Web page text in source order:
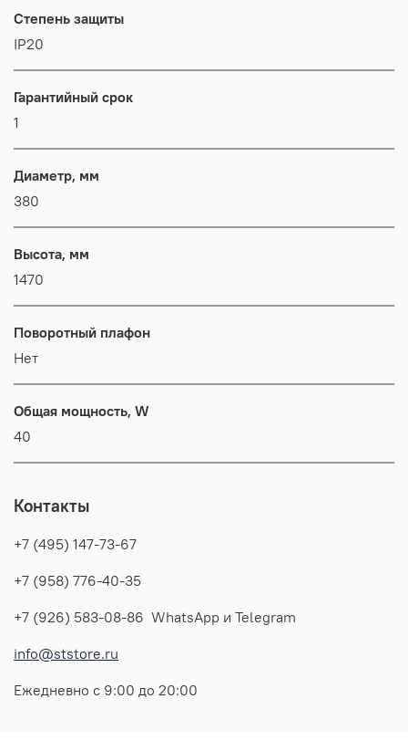
Степень защиты
IP20
Гарантийный срок
1
Диаметр, мм
380
Высота, мм
1470
Поворотный плафон
Нет
Общая мощность, W
40
Контакты
+7 (495) 147-73-67
+7 (958) 776-40-35
+7 (926) 583-08-86 WhatsApp и Telegram
info@ststore.ru
Ежедневно с 9:00 до 20:00